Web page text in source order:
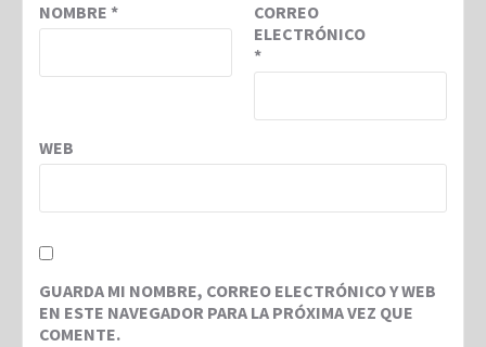
NOMBRE *
CORREO
ELECTRÓNICO
*
WEB
GUARDA MI NOMBRE, CORREO ELECTRÓNICO Y WEB
EN ESTE NAVEGADOR PARA LA PRÓXIMA VEZ QUE
COMENTE.